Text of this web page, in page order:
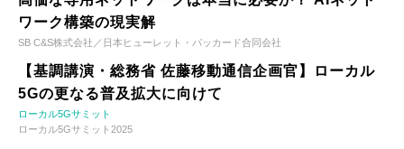
ワーク構築の現実解
SB C&S株式会社／日本ヒューレット・パッカード合同会社
【基調講演・総務省 佐藤移動通信企画官】ローカル
5Gの更なる普及拡大に向けて
ローカル5Gサミット
ローカル5Gサミット2025